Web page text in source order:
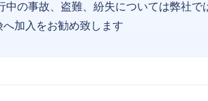
の事故、盗難、紛失については弊社で
加入をお勧め致します